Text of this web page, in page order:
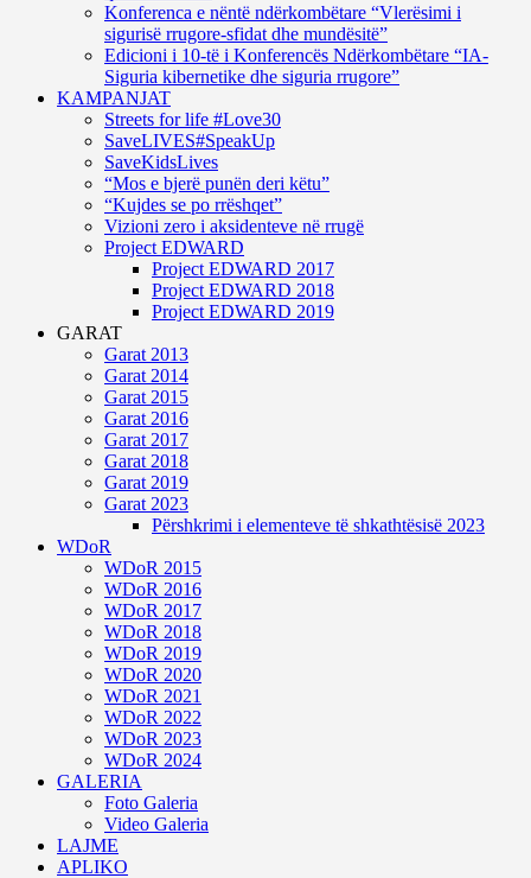
Konferenca e nëntë ndërkombëtare “Vlerësimi i
sigurisë rrugore-sfidat dhe mundësitë”
Edicioni i 10-të i Konferencës Ndërkombëtare “IA-
Siguria kibernetike dhe siguria rrugore”
KAMPANJAT
Streets for life #Love30
SaveLIVES#SpeakUp
SaveKidsLives
“Mos e bjerë punën deri këtu”
“Kujdes se po rrëshqet”
Vizioni zero i aksidenteve në rrugë
Project EDWARD
Project EDWARD 2017
Project EDWARD 2018
Project EDWARD 2019
GARAT
Garat 2013
Garat 2014
Garat 2015
Garat 2016
Garat 2017
Garat 2018
Garat 2019
Garat 2023
Përshkrimi i elementeve të shkathtësisë 2023
WDoR
WDoR 2015
WDoR 2016
WDoR 2017
WDoR 2018
WDoR 2019
WDoR 2020
WDoR 2021
WDoR 2022
WDoR 2023
WDoR 2024
GALERIA
Foto Galeria
Video Galeria
LAJME
APLIKO